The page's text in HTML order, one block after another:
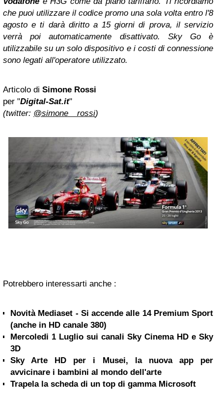
che puoi utilizzare il codice promo una sola volta entro l'8
agosto e ti darà diritto a 15 giorni di prova, il servizio
verrà poi automaticamente disattivato. Sky Go è
utilizzabile su un solo dispositivo e i costi di connessione
sono legati all'operatore utilizzato.
Articolo di Simone Rossi
per "Digital-Sat.it"
(twitter: @simone__rossi)
Potrebbero interessarti anche :
Novità Mediaset - Si accende alle 14 Premium Sport
(anche in HD canale 380)
Mercoledi 1 Luglio sui canali Sky Cinema HD e Sky
3D
Sky Arte HD per i Musei, la nuova app per
avvicinare i bambini al mondo dell'arte
Trapela la scheda di un top di gamma Microsoft